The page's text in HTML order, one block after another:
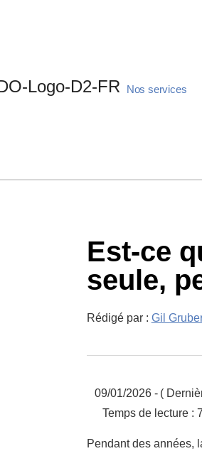
Nos services
Est-ce
seule,
Rédigé par : Gil
09/01/2026 - (
Temps de lecture :
Pendant des années,